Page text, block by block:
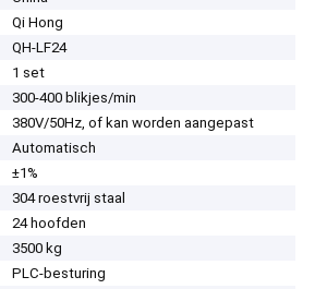
Qi Hong
QH-LF24
1 set
300-400 blikjes/min
380V/50Hz, of kan worden aangepast
Automatisch
±1%
304 roestvrij staal
24 hoofden
3500 kg
PLC-besturing